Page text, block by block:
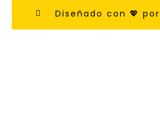
Diseñado con 💖